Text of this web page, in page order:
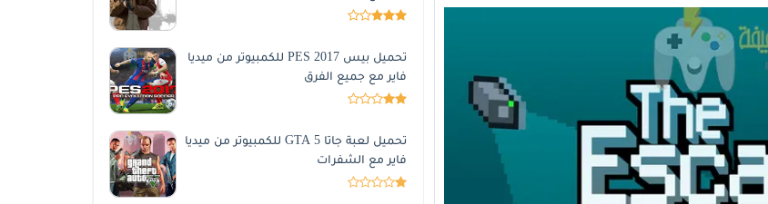
تحميل بيس 2017 PES للكمبيوتر من ميديا
فاير مع جميع الفرق
تحميل لعبة جاتا 5 GTA للكمبيوتر من ميديا
فاير مع الشفرات